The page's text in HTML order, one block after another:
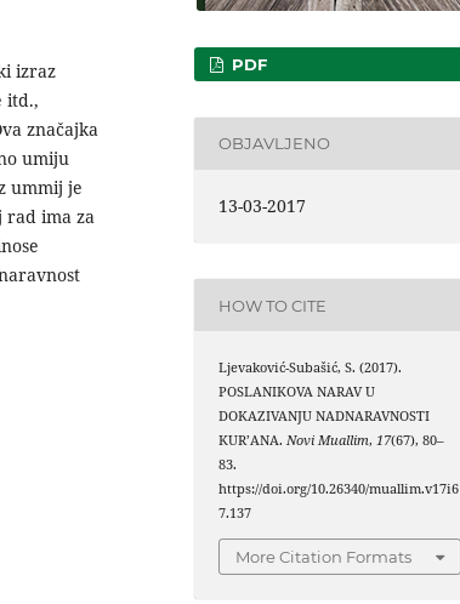
izraz
itd.,
značajka
umiju
ummij je
rad ima za
PDF
OBJAVLJENO
13-03-2017
HOW TO CITE
Ljevaković-Subašić, S. (2017).
POSLANIKOVA NARAV U
DOKAZIVANJU NADNARAVNOSTI
KUR’ANA.Novi Muallim,17(67), 80–
83.
https://doi.org/10.26340/muallim.v17i6
7.137
More Citation Formats